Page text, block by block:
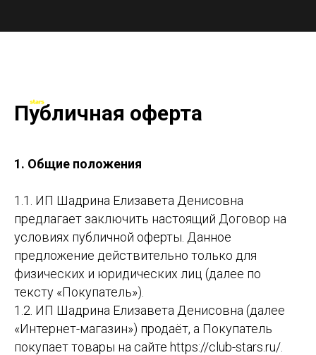
Публичная оферта
1. Общие положения
1.1. ИП Шадрина Елизавета Денисовна
предлагает заключить настоящий Договор на
условиях публичной оферты. Данное
предложение действительно только для
физических и юридических лиц (далее по
тексту «Покупатель»).
1.2. ИП Шадрина Елизавета Денисовна (далее
«Интернет-магазин») продаёт, а Покупатель
покупает товары на сайте https://club-stars.ru/.